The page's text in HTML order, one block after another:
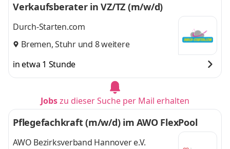
Verkaufsberater in VZ/TZ (m/w/d)
Durch-Starten.com
Bremen,Stuhrund 8 weitere
in etwa 1 Stunde
Jobszu dieser Suche per Mail erhalten
Pflegefachkraft (m/w/d) im AWO FlexPool
AWO Bezirksverband Hannover e.V.